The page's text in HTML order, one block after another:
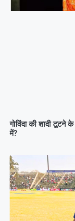
गोविंदा की शादी टूटने
में?